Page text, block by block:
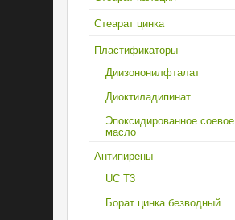
Стеарат цинка
Пластификаторы
Диизононилфталат
Диоктиладипинат
Эпоксидированное соевое
масло
Антипирены
UC T3
Борат цинка безводный